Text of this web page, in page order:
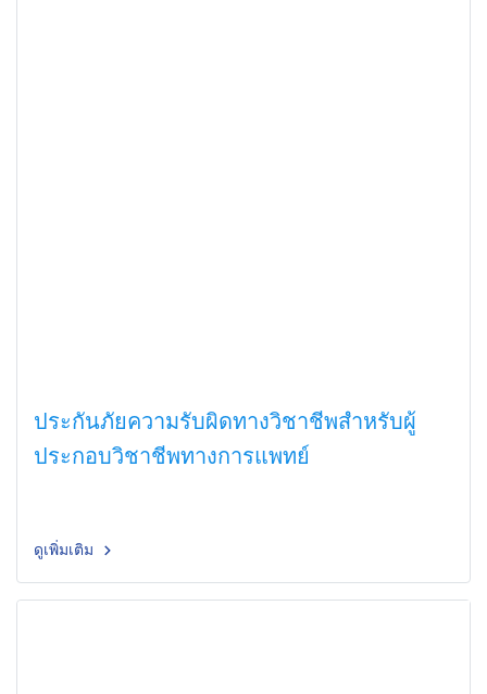
ประกันภัยความรับผิดทางวิชาชีพสำหรับผู้
ประกอบวิชาชีพทางการแพทย์
ดูเพิ่มเติม